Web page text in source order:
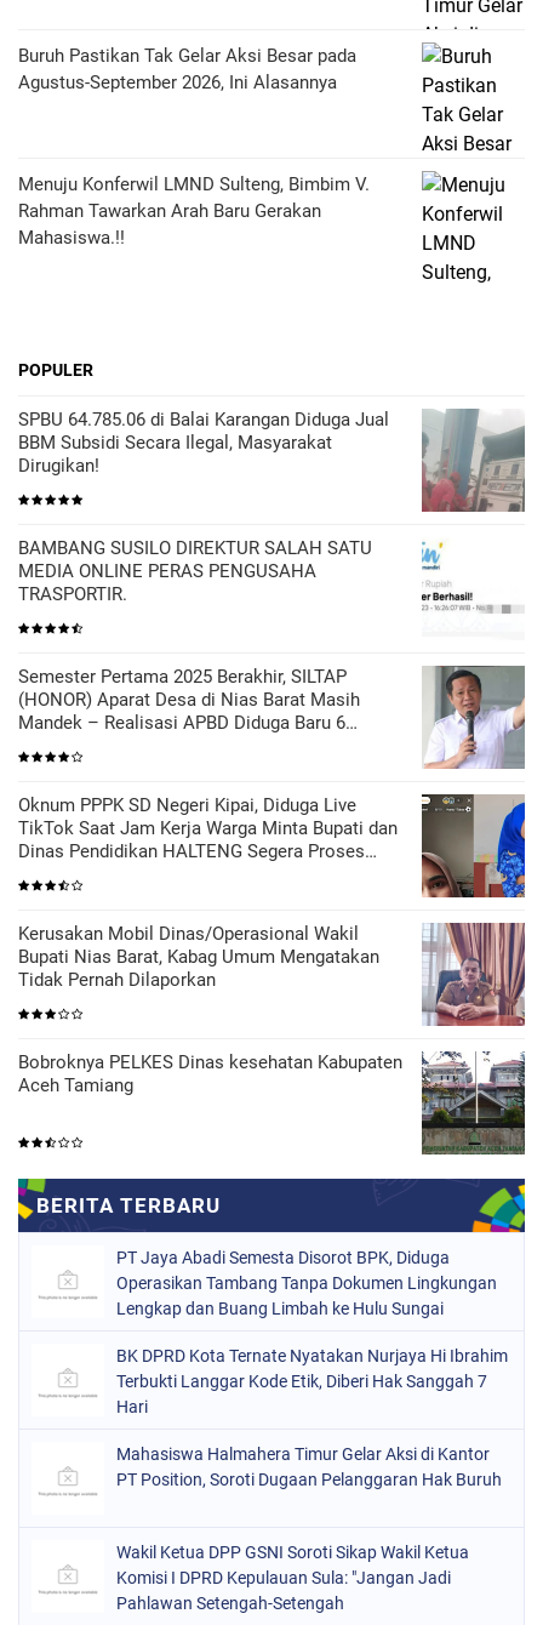
Buruh Pastikan Tak Gelar Aksi Besar pada
Agustus-September 2026, Ini Alasannya
Menuju Konferwil LMND Sulteng, Bimbim V.
Rahman Tawarkan Arah Baru Gerakan
Mahasiswa.!!
POPULER
SPBU 64.785.06 di Balai Karangan Diduga Jual
BBM Subsidi Secara Ilegal, Masyarakat
Dirugikan!
BAMBANG SUSILO DIREKTUR SALAH SATU
MEDIA ONLINE PERAS PENGUSAHA
TRASPORTIR.
Semester Pertama 2025 Berakhir, SILTAP
(HONOR) Aparat Desa di Nias Barat Masih
Mandek – Realisasi APBD Diduga Baru 6
Oknum PPPK SD Negeri Kipai, Diduga Live
TikTok Saat Jam Kerja Warga Minta Bupati dan
Dinas Pendidikan HALTENG Segera Proses
Kerusakan Mobil Dinas/Operasional Wakil
Bupati Nias Barat, Kabag Umum Mengatakan
Tidak Pernah Dilaporkan
Bobroknya PELKES Dinas kesehatan Kabupaten
Aceh Tamiang
PT Jaya Abadi Semesta Disorot BPK, Diduga
Operasikan Tambang Tanpa Dokumen Lingkungan
Lengkap dan Buang Limbah ke Hulu Sungai
BK DPRD Kota Ternate Nyatakan Nurjaya Hi Ibrahim
Terbukti Langgar Kode Etik, Diberi Hak Sanggah 7
Hari
Mahasiswa Halmahera Timur Gelar Aksi di Kantor
PT Position, Soroti Dugaan Pelanggaran Hak Buruh
Wakil Ketua DPP GSNI Soroti Sikap Wakil Ketua
Komisi I DPRD Kepulauan Sula: "Jangan Jadi
Pahlawan Setengah-Setengah